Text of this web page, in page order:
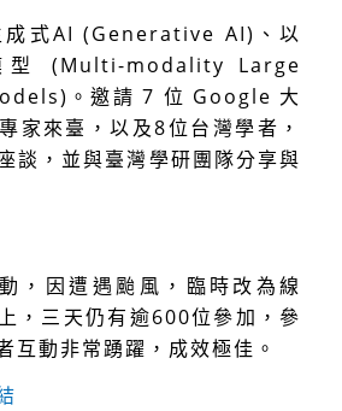
成式AI (Generative AI)、以
型 (Multi-modality Large
。邀請 7 位 Google 大
家來臺，以及8位台灣學者，
談，並與臺灣學研團隊分享與
，因遭遇颱風，臨時改為線
，三天仍有逾600位參加，參
互動非常踴躍，成效極佳。